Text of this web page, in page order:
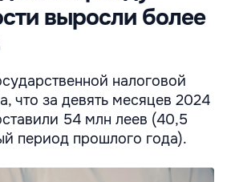
выросли более
налоговой
что за девять месяцев 2024
54 млн леев (40,5
период прошлого года).